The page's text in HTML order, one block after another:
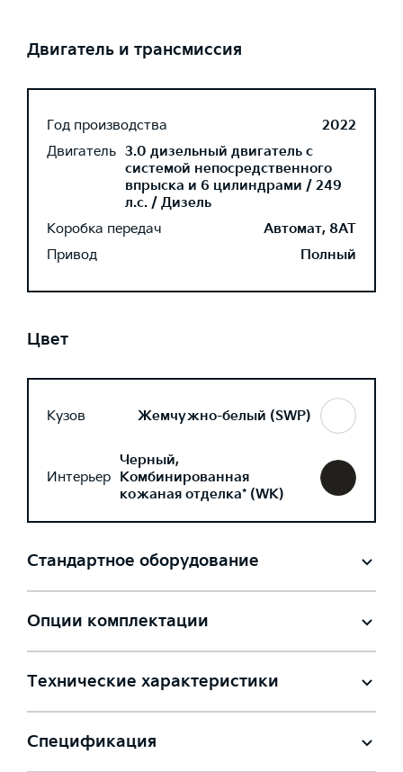
Двигатель и трансмиссия
Год производства
2022
Двигатель 3.0 дизельный двигатель с
системой непосредственного
впрыска и 6 цилиндрами / 249
л.с. / Дизель
Коробка передач
Автомат, 8AT
Привод
Полный
Цвет
Кузов Жемчужно-белый (SWP)
Интерьер
Черный,
Комбинированная
кожаная отделка* (WK)
Стандартное оборудование
Опции комплектации
Технические характеристики
Спецификация